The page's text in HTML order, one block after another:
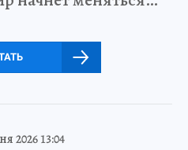
2026 13:04